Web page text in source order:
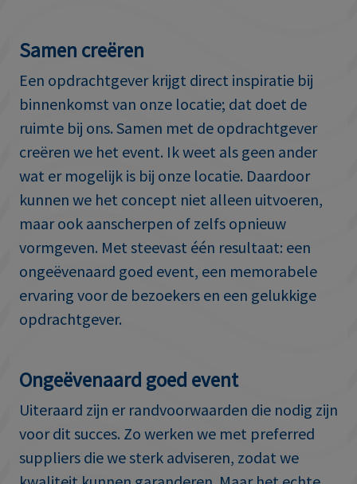
Samen creëren
Een opdrachtgever krijgt direct inspiratie bij
binnenkomst van onze locatie; dat doet de
ruimte bij ons. Samen met de opdrachtgever
creëren we het event. Ik weet als geen ander
wat er mogelijk is bij onze locatie. Daardoor
kunnen we het concept niet alleen uitvoeren,
maar ook aanscherpen of zelfs opnieuw
vormgeven. Met steevast één resultaat: een
ongeëvenaard goed event, een memorabele
ervaring voor de bezoekers en een gelukkige
opdrachtgever.
Ongeëvenaard goed event
Uiteraard zijn er randvoorwaarden die nodig zijn
voor dit succes. Zo werken we met preferred
suppliers die we sterk adviseren, zodat we